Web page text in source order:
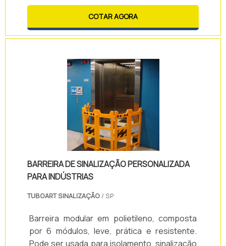
benefício e entrega rápida.
COTAR AGORA
BARREIRA DE SINALIZAÇÃO PERSONALIZADA
PARA INDÚSTRIAS
TUBOART SINALIZAÇÃO / SP
Barreira modular em polietileno, composta
por 6 módulos, leve, prática e resistente.
Pode ser usada para isolamento, sinalização